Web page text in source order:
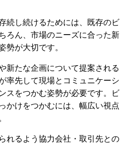
続し続けるためには、既存のビ
ろん、市場のニーズに合った新
勢が大切です。
新たな企画について提案される
率先して現場とコミュニケーシ
スをつかむ姿勢が必要です。ビ
かけをつかむには、幅広い視点
れるよう協力会社・取引先との